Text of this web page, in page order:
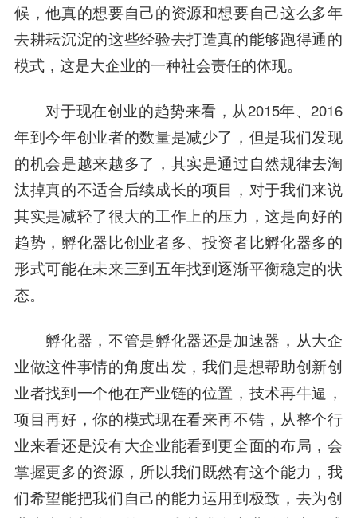
候，他真的想要自己的资源和想要自己这么多年
去耕耘沉淀的这些经验去打造真的能够跑得通的
模式，这是大企业的一种社会责任的体现。
对于现在创业的趋势来看，从2015年、2016
年到今年创业者的数量是减少了，但是我们发现
的机会是越来越多了，其实是通过自然规律去淘
汰掉真的不适合后续成长的项目，对于我们来说
其实是减轻了很大的工作上的压力，这是向好的
趋势，孵化器比创业者多、投资者比孵化器多的
形式可能在未来三到五年找到逐渐平衡稳定的状
态。
孵化器，不管是孵化器还是加速器，从大企
业做这件事情的角度出发，我们是想帮助创新创
业者找到一个他在产业链的位置，技术再牛逼，
项目再好，你的模式现在看来再不错，从整个行
业来看还是没有大企业能看到更全面的布局，会
掌握更多的资源，所以我们既然有这个能力，我
们希望能把我们自己的能力运用到极致，去为创